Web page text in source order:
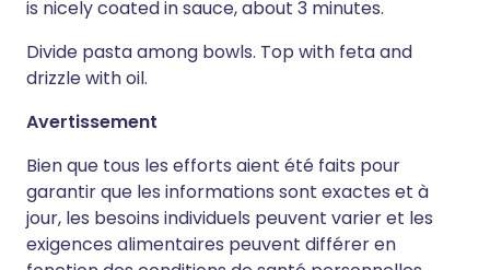
is nicely coated in sauce, about 3 minutes.
Divide pasta among bowls. Top with feta and
drizzle with oil.
Avertissement
Bien que tous les efforts aient été faits pour
garantir que les informations sont exactes et à
jour, les besoins individuels peuvent varier et les
exigences alimentaires peuvent différer en